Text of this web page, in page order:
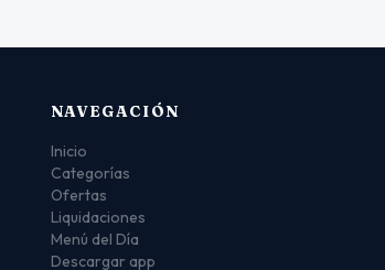
NAVEGACIÓN
Inicio
Categorías
Ofertas
Liquidaciones
Menú del Día
Descargar app